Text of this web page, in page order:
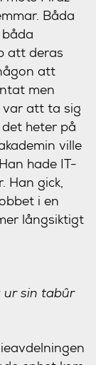
Båda
att deras
att
men
var att ta sig
heter på
ville
hade IT-
Han gick,
i en
långsiktigt
ur sin tabûr